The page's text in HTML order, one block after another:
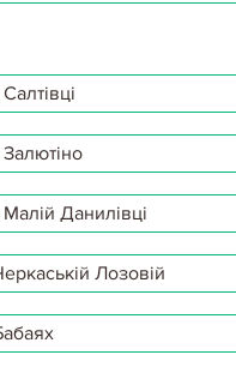
Данилівці
Лозовій